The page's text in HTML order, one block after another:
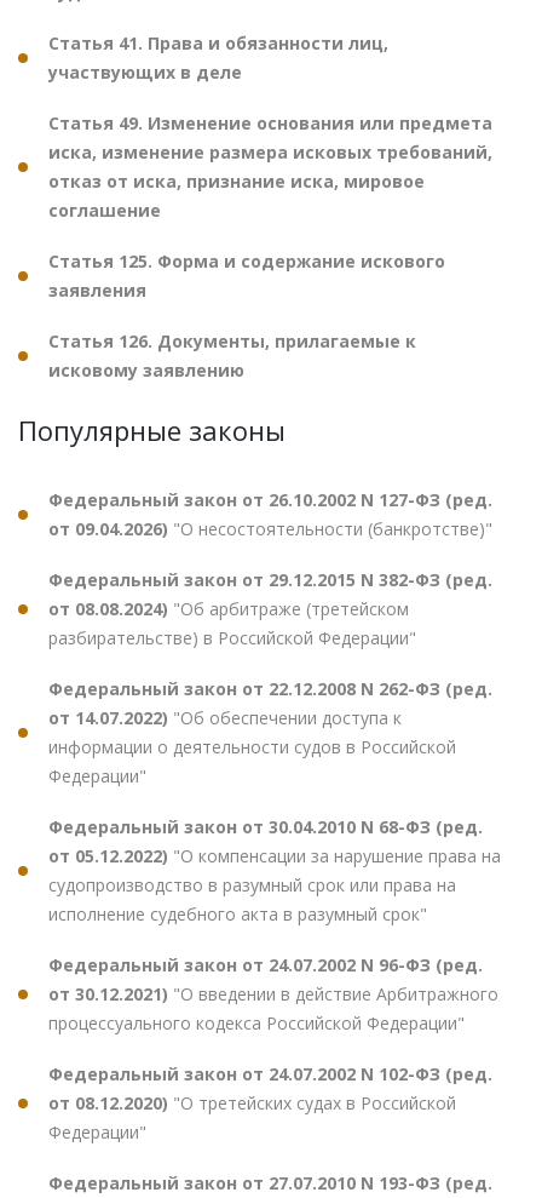
Статья 41. Права и обязанности лиц,
участвующих в деле
Статья 49. Изменение основания или предмета
иска, изменение размера исковых требований,
отказ от иска, признание иска, мировое
соглашение
Статья 125. Форма и содержание искового
заявления
Статья 126. Документы, прилагаемые к
исковому заявлению
Популярные законы
Федеральный закон от 26.10.2002 N 127-ФЗ (ред.
от 09.04.2026) "О несостоятельности (банкротстве)"
Федеральный закон от 29.12.2015 N 382-ФЗ (ред.
от 08.08.2024) "Об арбитраже (третейском
разбирательстве) в Российской Федерации"
Федеральный закон от 22.12.2008 N 262-ФЗ (ред.
от 14.07.2022) "Об обеспечении доступа к
информации о деятельности судов в Российской
Федерации"
Федеральный закон от 30.04.2010 N 68-ФЗ (ред.
от 05.12.2022) "О компенсации за нарушение права на
судопроизводство в разумный срок или права на
исполнение судебного акта в разумный срок"
Федеральный закон от 24.07.2002 N 96-ФЗ (ред.
от 30.12.2021) "О введении в действие Арбитражного
процессуального кодекса Российской Федерации"
Федеральный закон от 24.07.2002 N 102-ФЗ (ред.
от 08.12.2020) "О третейских судах в Российской
Федерации"
Федеральный закон от 27.07.2010 N 193-ФЗ (ред.